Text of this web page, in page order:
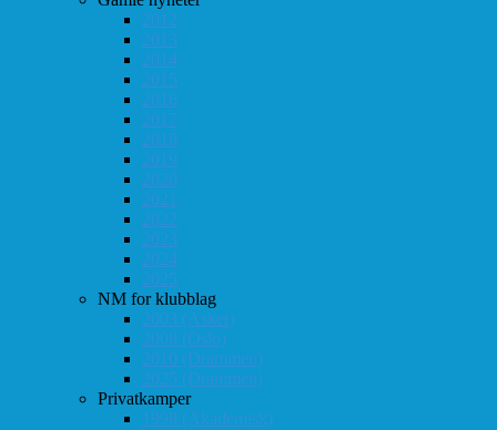
2012
2013
2014
2015
2016
2017
2018
2019
2020
2021
2022
2023
2024
2025
NM for klubblag
2003 (Asker)
2008 (Oslo)
2010 (Drammen)
2025 (Drammen)
Privatkamper
1998 (Akademisk)